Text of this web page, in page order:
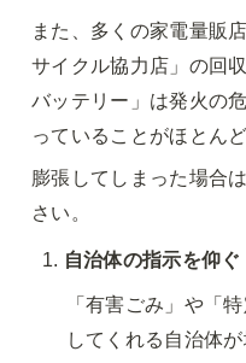
また、多くの家電量販
サイクル協力店」の回
バッテリー」は発火の
っていることがほとんど
膨張してしまった場合
さい。
自治体の指示を仰ぐ
「有害ごみ」や「
してくれる自治体が